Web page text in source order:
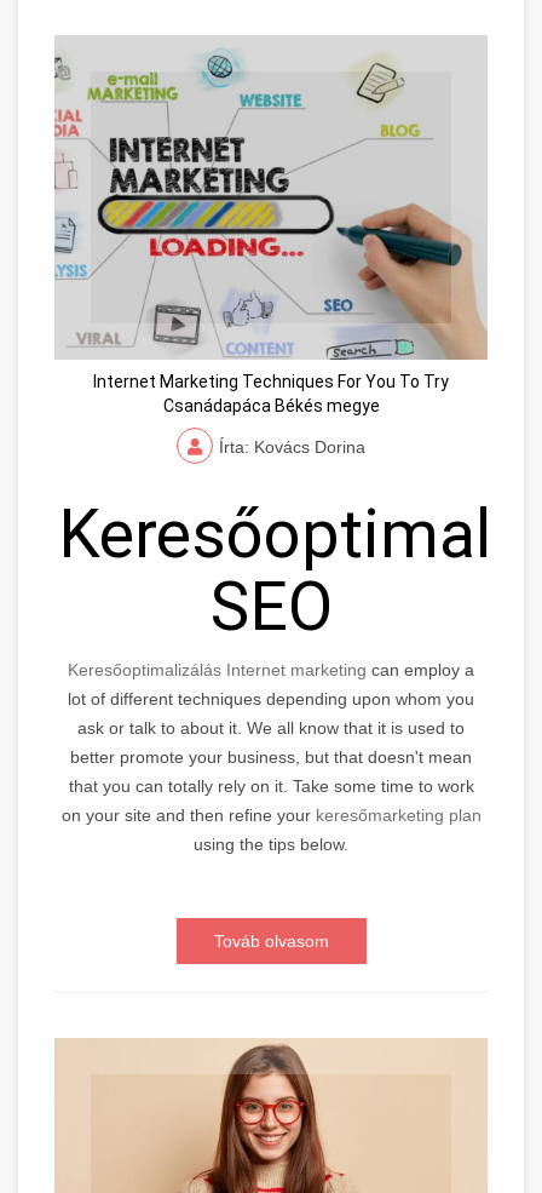
Internet Marketing Techniques For You To Try
Csanádapáca Békés megye
Írta: Kovács Dorina
SEO
Keresőoptimalizálás Internet marketing can employ a
lot of different techniques depending upon whom you
ask or talk to about it. We all know that it is used to
better promote your business, but that doesn't mean
that you can totally rely on it. Take some time to work
on your site and then refine your keresőmarketing plan
using the tips below.
Továb olvasom